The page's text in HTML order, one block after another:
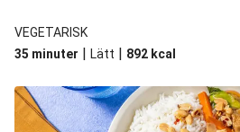
VEGETARISK
35 minuter | Lätt | 892 kcal